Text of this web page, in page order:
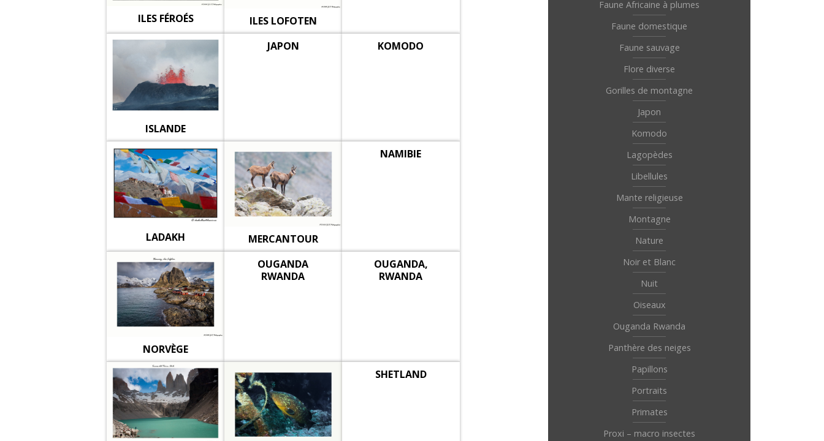
ILES FÉROÉS ILES LOFOTEN
ISLANDE
JAPON KOMODO
LADAKH MERCANTOUR
NAMIBIE
NORVÈGE
OUGANDA
RWANDA
OUGANDA,
RWANDA
SHETLAND
Faune Africaine à plumes
Faune domestique
Faune sauvage
Flore diverse
Gorilles de montagne
Japon
Komodo
Lagopèdes
Libellules
Mante religieuse
Montagne
Nature
Noir et Blanc
Nuit
Oiseaux
Ouganda Rwanda
Panthère des neiges
Papillons
Portraits
Primates
Proxi – macro insectes